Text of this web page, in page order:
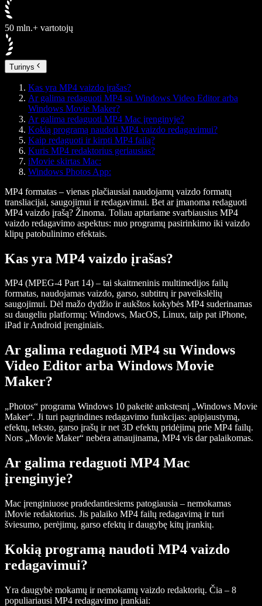
50 mln.+ vartotojų
Turinys
Kas yra MP4 vaizdo įrašas?
Ar galima redaguoti MP4 su Windows Video Editor arba
Windows Movie Maker?
Ar galima redaguoti MP4 Mac įrenginyje?
Kokią programą naudoti MP4 vaizdo redagavimui?
Kaip redaguoti ir kirpti MP4 failą?
Kuris MP4 redaktorius geriausias?
iMovie skirtas Mac:
Windows Photos App:
MP4 formatas – vienas plačiausiai naudojamų vaizdo formatų
transliacijai, saugojimui ir redagavimui. Bet ar įmanoma redaguoti
MP4 vaizdo įrašą? Žinoma. Toliau aptariame svarbiausius MP4
vaizdo redagavimo aspektus: nuo programų pasirinkimo iki vaizdo
klipų patobulinimo efektais.
Kas yra MP4 vaizdo įrašas?
MP4 (MPEG-4 Part 14) – tai skaitmeninis multimedijos failų
formatas, naudojamas vaizdo, garso, subtitrų ir paveikslėlių
saugojimui. Dėl mažo dydžio ir aukštos kokybės MP4 suderinamas
su daugeliu platformų: Windows, MacOS, Linux, taip pat iPhone,
iPad ir Android įrenginiais.
Ar galima redaguoti MP4 su Windows
Video Editor arba Windows Movie
Maker?
„Photos“ programa Windows 10 pakeitė ankstesnį „Windows Movie
Maker“. Ji turi pagrindines redagavimo funkcijas: apipjaustymą,
efektų, teksto, garso įrašų ir net 3D efektų pridėjimą prie MP4 failų.
Nors „Movie Maker“ nebėra atnaujinama, MP4 vis dar palaikomas.
Ar galima redaguoti MP4 Mac
įrenginyje?
Mac įrenginiuose pradedantiesiems patogiausia – nemokamas
iMovie redaktorius. Jis palaiko MP4 failų redagavimą ir turi
šviesumo, perėjimų, garso efektų ir daugybę kitų įrankių.
Kokią programą naudoti MP4 vaizdo
redagavimui?
Yra daugybė mokamų ir nemokamų vaizdo redaktorių. Čia – 8
populiariausi MP4 redagavimo įrankiai: